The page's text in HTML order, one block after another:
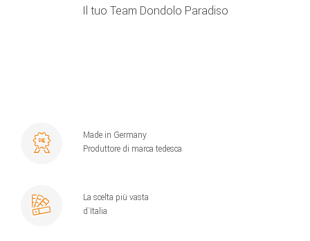
Il tuo Team Dondolo Paradiso
Made in Germany
Produttore di marca tedesca
La scelta più vasta
d´Italia